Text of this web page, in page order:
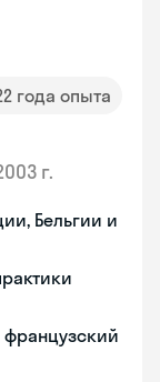
года опыта
г.
Бельгии и
французский